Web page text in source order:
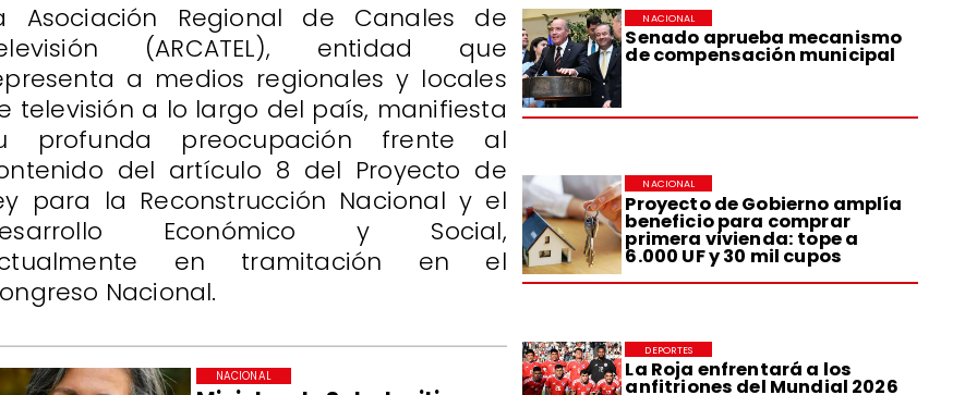
Senado aprueba mecanismo
de compensación municipal
NACIONAL
Proyecto de Gobierno amplía
beneficio para comprar
primera vivienda: tope a
6.000 UF y 30 mil cupos
NACIONAL
La Roja enfrentará a los
anfitriones del Mundial 2026
DEPORTES
NACIONAL
Asociación Regional de Canales de
(ARCATEL), entidad que
a medios regionales y locales
televisión a lo largo del país, manifiesta
profunda preocupación frente al
del artículo 8 del Proyecto de
para la Reconstrucción Nacional y el
Económico y Social,
en tramitación en el
Nacional.